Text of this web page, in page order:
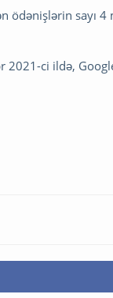
ödənişlərin sayı
2021-ci ildə,